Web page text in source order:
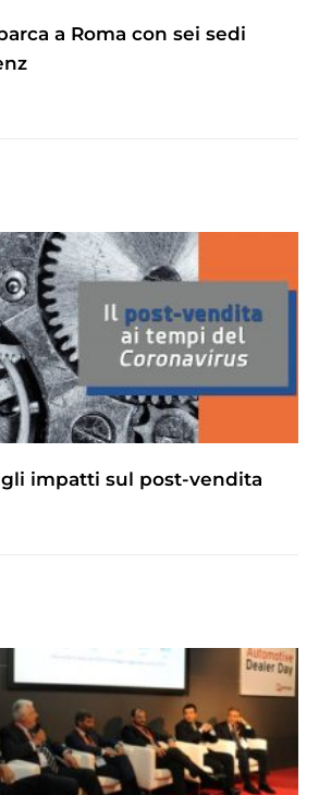
a Roma con sei sedi
gli impatti sul post-vendita